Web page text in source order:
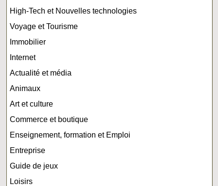
High-Tech et Nouvelles technologies
Voyage et Tourisme
Immobilier
Internet
Actualité et média
Animaux
Art et culture
Commerce et boutique
Enseignement, formation et Emploi
Entreprise
Guide de jeux
Loisirs